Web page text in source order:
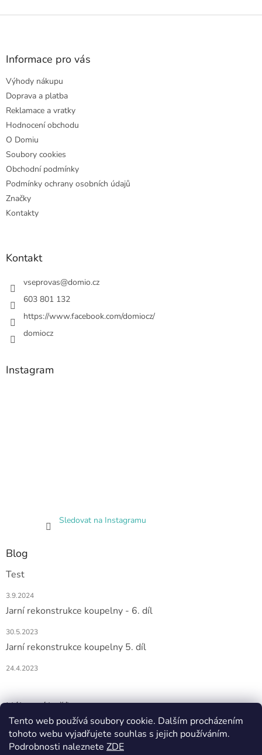
Tento web používá soubory cookie. Dalším procházením
tohoto webu vyjadřujete souhlas s jejich používáním.
Podrobnosti naleznete ZDE
Z
Informace pro vás
Výhody nákupu
Doprava a platba
Reklamace a vratky
Hodnocení obchodu
O Domiu
Soubory cookies
Obchodní podmínky
Podmínky ochrany osobních údajů
Značky
Kontakty
Kontakt
vseprovas@domio.cz
603 801 132
https://www.facebook.com/domiocz/
domiocz
Instagram
Sledovat na Instagramu
Blog
Test
3.9.2024
Jarní rekonstrukce koupelny - 6. díl
30.5.2023
Jarní rekonstrukce koupelny 5. díl
24.4.2023
Nákupní košík
0KS /0 KČ